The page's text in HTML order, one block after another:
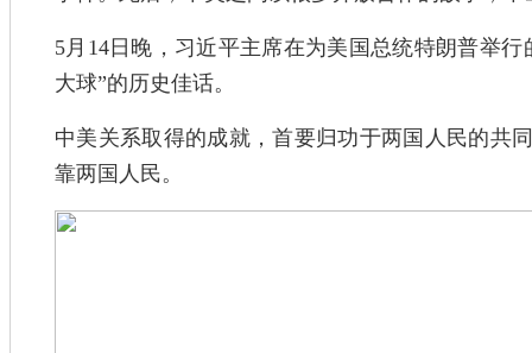
5月14日晚，习近平主席在为美国总统特朗普举
大球”的历史佳话。
中美关系取得的成就，首要归功于两国人民的共
靠两国人民。